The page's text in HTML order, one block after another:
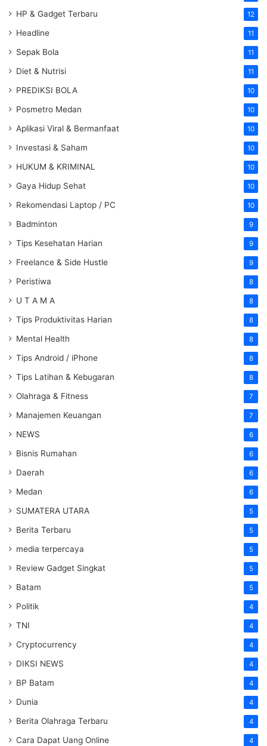
HP & Gadget Terbaru 12
Headline 11
Sepak Bola 11
Diet & Nutrisi 11
PREDIKSI BOLA 10
Posmetro Medan 10
Aplikasi Viral & Bermanfaat 10
Investasi & Saham 10
HUKUM & KRIMINAL 10
Gaya Hidup Sehat 10
Rekomendasi Laptop / PC 10
Badminton 9
Tips Kesehatan Harian 9
Freelance & Side Hustle 9
Peristiwa 8
U T A M A 8
Tips Produktivitas Harian 8
Mental Health 8
Tips Android / iPhone 8
Tips Latihan & Kebugaran 8
Olahraga & Fitness 7
Manajemen Keuangan 7
NEWS 6
Bisnis Rumahan 6
Daerah 6
Medan 6
SUMATERA UTARA 5
Berita Terbaru 5
media terpercaya 5
Review Gadget Singkat 5
Batam 5
Politik 4
TNI 4
Cryptocurrency 4
DIKSI NEWS 4
BP Batam 4
Dunia 4
Berita Olahraga Terbaru 4
Cara Dapat Uang Online 4